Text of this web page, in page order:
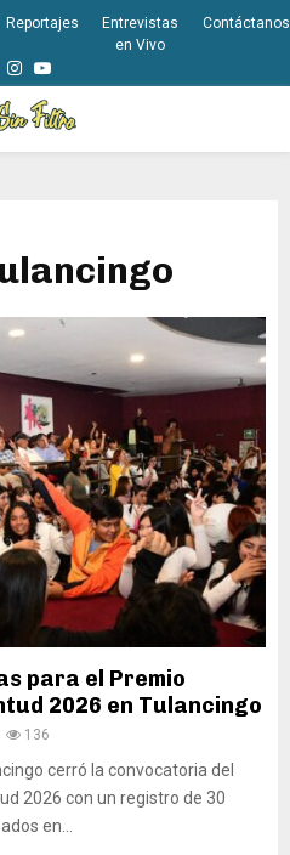
Reportajes
Entrevistas
en Vivo
Contáctanos
Instagram
Youtube
para el Premio
2026 en Tulancingo
136
cerró la convocatoria del
2026 con un registro de 30
en...